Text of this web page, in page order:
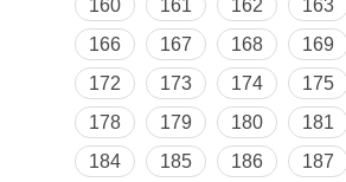
160
161 162 163
166
167 168 169
172
173 174 175
178
179 180 181
184
185 186 187